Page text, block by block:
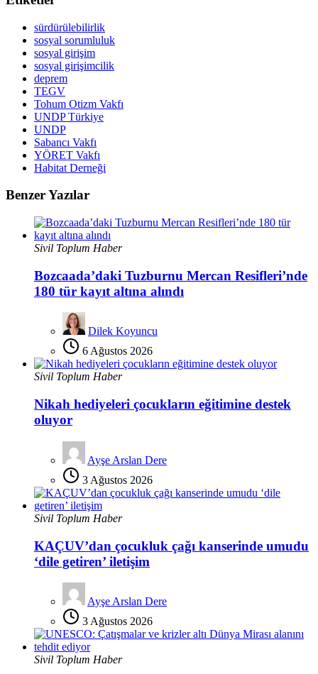
sürdürülebilirlik
sosyal sorumluluk
sosyal girişim
sosyal girişimcilik
deprem
TEGV
Tohum Otizm Vakfı
UNDP Türkiye
UNDP
Sabancı Vakfı
YÖRET Vakfı
Habitat Derneği
Benzer Yazılar
Sivil Toplum Haber
Bozcaada’daki Tuzburnu Mercan Resifleri’nde
180 tür kayıt altına alındı
Dilek Koyuncu
6 Ağustos 2026
Sivil Toplum Haber
Nikah hediyeleri çocukların eğitimine destek
oluyor
Ayşe Arslan Dere
3 Ağustos 2026
Sivil Toplum Haber
KAÇUV’dan çocukluk çağı kanserinde umudu
‘dile getiren’ iletişim
Ayşe Arslan Dere
3 Ağustos 2026
Sivil Toplum Haber